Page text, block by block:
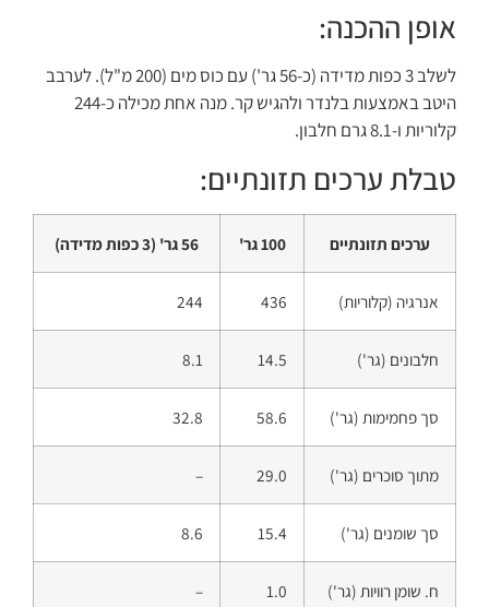
אופן ההכנה:
לשלב 3 כפות מדידה (כ-56 גר') עם כוס מים (200 מ"ל). לערבב
היטב באמצעות בלנדר ולהגיש קר. מנה אחת מכילה כ-244
קלוריות ו-8.1 גרם חלבון.
טבלת ערכים תזונתיים:
ערכים תזונתיים 100 גר' 56 גר' (3 כפות מדידה)
אנרגיה (קלוריות) 436
244
חלבונים (גר') 14.5
8.1
סך פחמימות (גר') 58.6
32.8
מתוך סוכרים (גר') 29.0
–
סך שומנים (גר') 15.4
8.6
ח. שומן רוויות (גר') 1.0
–